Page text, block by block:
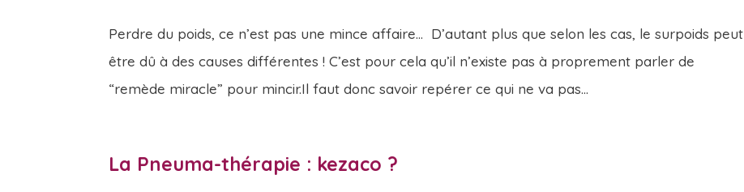
Perdre du poids, ce n’est pas une mince affaire… D’autant plus que selon les cas, le surpoids peut
être dû à des causes différentes ! C’est pour cela qu’il n’existe pas à proprement parler de
“remède miracle” pour mincir.Il faut donc savoir repérer ce qui ne va pas...
La Pneuma-thérapie : kezaco ?